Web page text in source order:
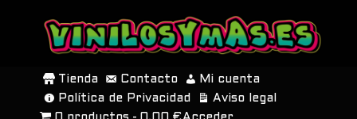
SALTAR
CONTENIDO
Tienda Contacto
Mi cuenta
Política de Privacidad
Aviso legal